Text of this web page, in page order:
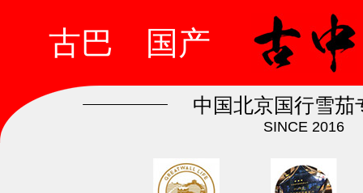
古巴 国产
中国北京国行雪茄
SINCE 2016